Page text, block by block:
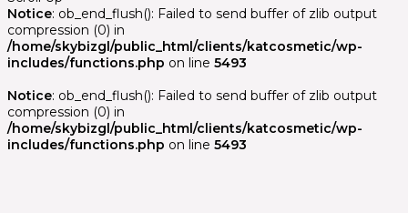
Notice: ob_end_flush(): Failed to send buffer of zlib output
compression (0) in
/home/skybizgl/public_html/clients/katcosmetic/wp-
includes/functions.php on line 5493
Notice: ob_end_flush(): Failed to send buffer of zlib output
compression (0) in
/home/skybizgl/public_html/clients/katcosmetic/wp-
includes/functions.php on line 5493